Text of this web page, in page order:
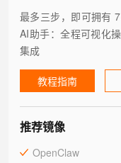
最多三步，即可拥有
AI助手：全程可视化
集成
教程指南
推荐镜像
OpenClaw